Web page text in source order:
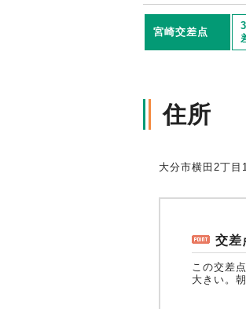
損害保険
自賠責運
宮崎交差点
住所
大分市横田2丁目
交差
この交差
大きい。